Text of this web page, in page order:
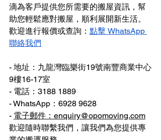
滴為客戶提供您所需要的搬屋資訊，幫
助您輕鬆應對搬屋，順利展開新生活。
歡迎進行報價或查詢： 點擊 WhatsApp
聯絡我們
- 地址：九龍灣臨樂街19號南豐商業中心
9樓16-17室
- 電話：3188 1889
- WhatsApp：6928 9628
- 電子郵件：enquiry@opomoving.com
歡迎隨時聯繫我們，讓我們為您提供專